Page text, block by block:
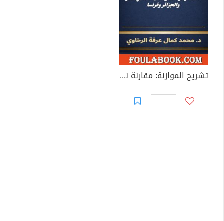
تشريح الموازنة: مقارنة نقدية لمنظومات إدارة المالية العامة